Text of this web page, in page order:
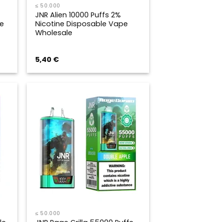
≤ 50.000
JNR Alien 10000 Puffs 2%
Nicotine Disposable Vape
Wholesale
5,40 €
≤ 50.000